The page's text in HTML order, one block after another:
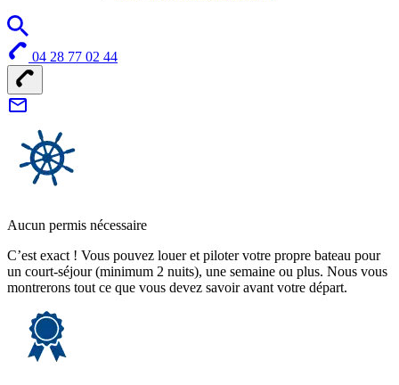
04 28 77 02 44
Aucun permis nécessaire
C’est exact ! Vous pouvez louer et piloter votre propre bateau pour
un court-séjour (minimum 2 nuits), une semaine ou plus. Nous vous
montrerons tout ce que vous devez savoir avant votre départ.